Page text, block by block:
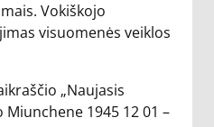
Vokiškojo
visuomenės veiklos
„Naujasis
Miunchene 1945 12 01 –